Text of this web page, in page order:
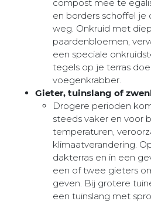
compost mee te
en borders schoffel
weg. Onkruid met
paardenbloemen,
een speciale
tegels op je terras
voegenkrabber.
Gieter, tuinslang of
Drogere perioden
steeds vaker en voor
temperaturen,
klimaatverandering.
dakterras en in een
een of twee gieters
geven. Bij grotere
een tuinslang met